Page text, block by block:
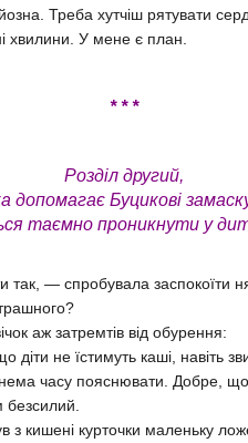
Треба хутчіш рятувати
хвилини. У мене є план.
* * *
Розділ другий,
допомагає Буцикові
таємно проникнути у
— спробувала заспокоїти
аж затремтів від обурення:
не їстимуть каші, навіть
часу пояснювати. Добре, що
безсилий.
кишені курточки маленьку